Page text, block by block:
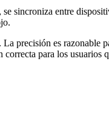
sincroniza entre
precisión es
para los